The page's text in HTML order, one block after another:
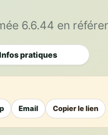
6.6.44 en
pratiques
Email Copier le lien